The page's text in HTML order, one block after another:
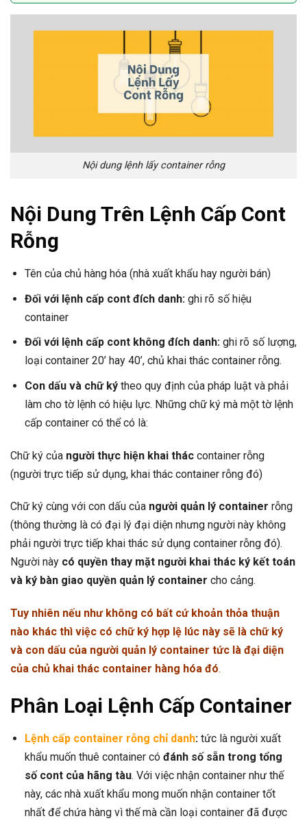
Nội dung lệnh lấy container rỗng
Nội Dung Trên Lệnh Cấp Cont
Rỗng
Tên của chủ hàng hóa (nhà xuất khẩu hay người bán)
Đối với lệnh cấp cont đích danh:ghi rõ số hiệu
container
Đối với lệnh cấp cont không đích danh:ghi rõ số lượng,
loại container 20’ hay 40’, chủ khai thác container rỗng.
Con dấu và chữ kýtheo quy định của pháp luật và phải
làm cho tờ lệnh có hiệu lực. Những chữ ký mà một tờ lệnh
cấp container có thể có là:
Chữ ký của người thực hiện khai thác container rỗng
(người trực tiếp sử dụng, khai thác container rỗng đó)
Chữ ký cùng với con dấu của người quản lý container rỗng
(thông thường là có đại lý đại diện nhưng người này không
phải người trực tiếp khai thác sử dụng container rỗng đó).
Người này có quyền thay mặt người khai thác ký kết toán
và ký bàn giao quyền quản lý container cho cảng.
Tuy nhiên nếu như không có bất cứ khoản thỏa thuận
nào khác thì việc có chữ ký hợp lệ lúc này sẽ là chữ ký
và con dấu của người quản lý container tức là đại diện
của chủ khai thác container hàng hóa đó.
Phân Loại Lệnh Cấp Container
Lệnh cấp container rỗng chỉ danh:tức là người xuất
khẩu muốn thuê container có đánh số sẵn trong tổng
số cont của hãng tàu. Với việc nhận container như thế
này, các nhà xuất khẩu mong muốn nhận container tốt
nhất để chứa hàng vì thế mà cần loại container đã được